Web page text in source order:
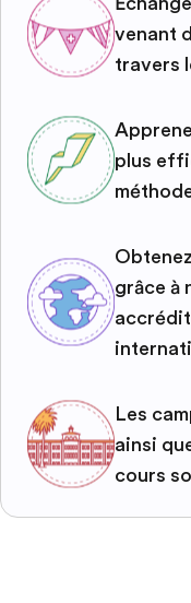
venant
travers
plus
grâce à
Les
ainsi
cours